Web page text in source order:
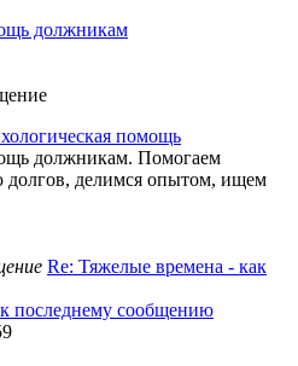
должникам
помощь
должникам. Помогаем
долгов, делимся опытом, ищем
Re: Тяжелые времена - как
последнему сообщению